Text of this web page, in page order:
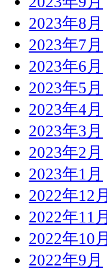
2023年8月
2023年7月
2023年6月
2023年5月
2023年4月
2023年3月
2023年2月
2023年1月
2022年12月
2022年11月
2022年10月
2022年9月